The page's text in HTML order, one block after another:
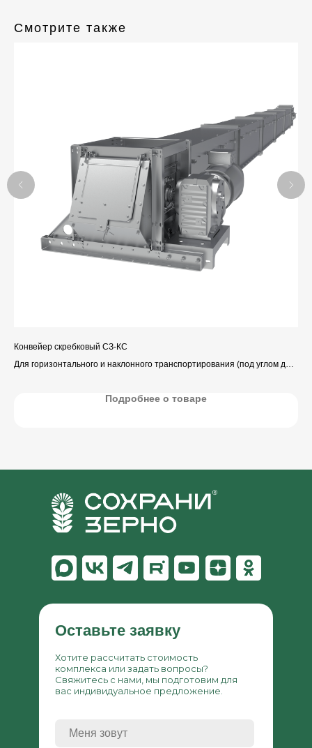
Смотрите также
Конвейер скребковый СЗ-КС
Для горизонтального и наклонного транспортирования (под углом до
Подробнее о товаре
Хотите рассчитать стоимость
комплекса или задать вопросы?
Свяжитесь с нами, мы подготовим для
вас индивидуальное предложение.
Оставьте заявку